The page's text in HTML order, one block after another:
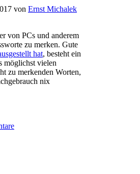
von Ernst Michalek
von PCs und anderem
zu merken. Gute
hat, besteht ein
möglichst vielen
zu merkenden Worten,
nix